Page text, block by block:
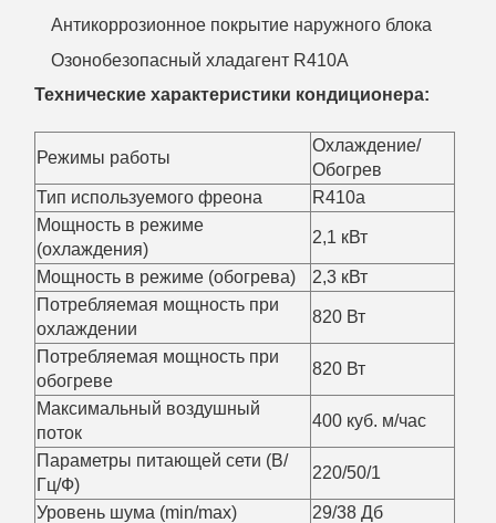
Антикоррозионное покрытие наружного блока
Озонобезопасный хладагент R410A
Технические характеристики кондиционера:
Режимы работы
Охлаждение/
Обогрев
Тип используемого фреона
R410a
Мощность в режиме
(охлаждения)
2,1 кВт
Мощность в режиме (обогрева)
2,3 кВт
Потребляемая мощность при
охлаждении
820 Вт
Потребляемая мощность при
обогреве
820 Вт
Максимальный воздушный
поток
400 куб. м/час
Параметры питающей сети (В/
Гц/Ф)
220/50/1
Уровень шума (min/max)
29/38 Дб